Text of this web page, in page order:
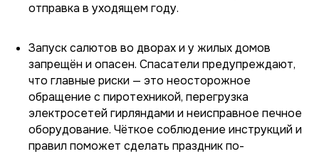
отправка в уходящем году.
Запуск салютов во дворах и у жилых домов
запрещён и опасен. Спасатели предупреждают,
что главные риски — это неосторожное
обращение с пиротехникой, перегрузка
электросетей гирляндами и неисправное печное
оборудование. Чёткое соблюдение инструкций и
правил поможет сделать праздник по-